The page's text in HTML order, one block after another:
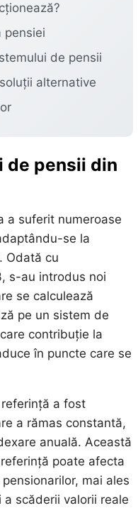
pensiei
de pensii
alternative
de pensii din
a suferit numeroase
se la
Odată cu
s-au introdus noi
se calculează
pe un sistem de
contribuție la
în puncte care se
a fost
a rămas constantă,
anuală. Această
poate afecta
mai ales
scăderii valorii reale